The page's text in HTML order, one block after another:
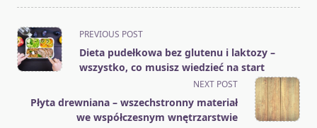
<span
class="nav-
subtitle
reader-
text">Page</span>
PREVIOUS POST
Dieta pudełkowa bez glutenu i laktozy –
wszystko, co musisz wiedzieć na start
NEXT POST
Płyta drewniana – wszechstronny materiał
we współczesnym wnętrzarstwie